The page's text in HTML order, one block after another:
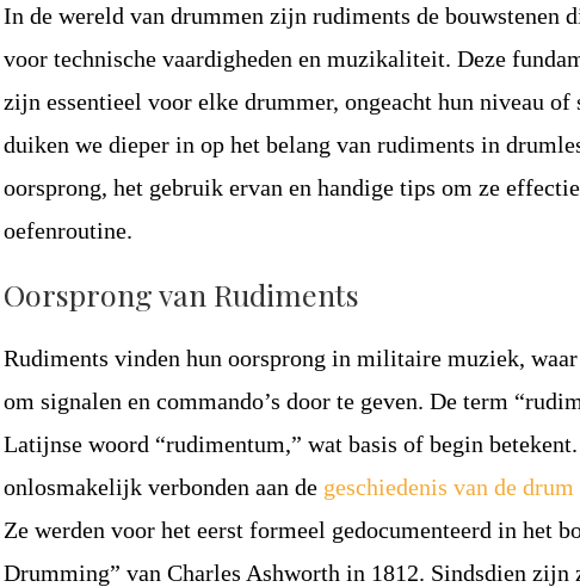
In de wereld van drummen zijn rudiments de bouwstenen
voor technische vaardigheden en muzikaliteit. Deze
zijn essentieel voor elke drummer, ongeacht hun niveau
duiken we dieper in op het belang van rudiments in
oorsprong, het gebruik ervan en handige tips om ze
oefenroutine.
Oorsprong van Rudiments
Rudiments vinden hun oorsprong in militaire muziek,
om signalen en commando’s door te geven. De term
Latijnse woord “rudimentum,” wat basis of begin
onlosmakelijk verbonden aan de geschiedenis van de
Ze werden voor het eerst formeel gedocumenteerd in het
Drumming” van Charles Ashworth in 1812. Sindsdien zijn